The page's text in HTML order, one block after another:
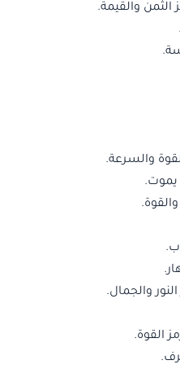
الثمن والقيمة.
والسرعة.
يموت.
والجمال.
القوة.